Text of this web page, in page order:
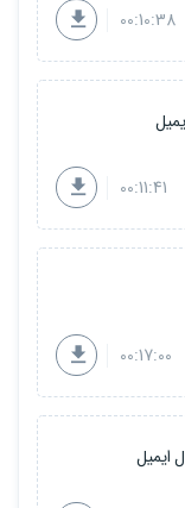
00:10:38
00:11:41
00:17:00